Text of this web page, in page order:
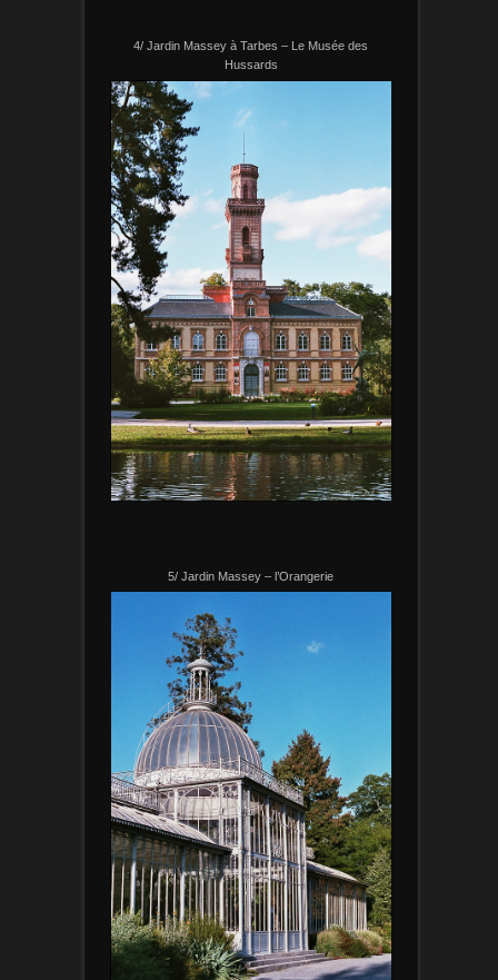
4/ Jardin Massey à Tarbes – Le Musée des
Hussards
5/ Jardin Massey – l’Orangerie